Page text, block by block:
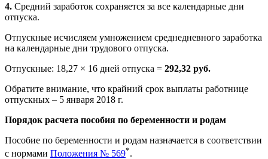
4. Средний заработок сохраняется за все календарные дни
отпуска.
Отпускные исчисляем умножением среднедневного заработка
на календарные дни трудового отпуска.
Отпускные: 18,27 × 16 дней отпуска = 292,32 руб.
Обратите внимание, что крайний срок выплаты работнице
отпускных – 5 января 2018 г.
Порядок расчета пособия по беременности и родам
Пособие по беременности и родам назначается в соответствии
с нормами Положения № 569*.